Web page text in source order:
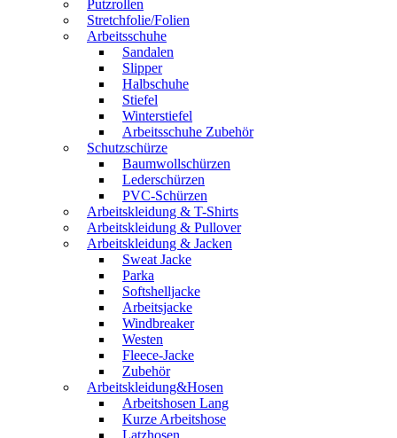
Putzrollen
Stretchfolie/Folien
Arbeitsschuhe
Sandalen
Slipper
Halbschuhe
Stiefel
Winterstiefel
Arbeitsschuhe Zubehör
Schutzschürze
Baumwollschürzen
Lederschürzen
PVC-Schürzen
Arbeitskleidung & T-Shirts
Arbeitskleidung & Pullover
Arbeitskleidung & Jacken
Sweat Jacke
Parka
Softshelljacke
Arbeitsjacke
Windbreaker
Westen
Fleece-Jacke
Zubehör
Arbeitskleidung&Hosen
Arbeitshosen Lang
Kurze Arbeitshose
Latzhosen